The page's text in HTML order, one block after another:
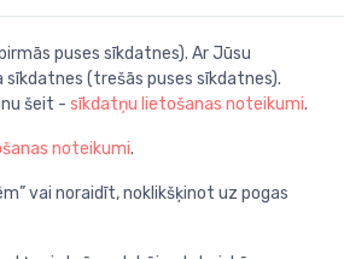
puses sīkdatnes). Ar Jūsu
(trešās puses sīkdatnes).
šeit - sīkdatņu lietošanas noteikumi.
noteikumi.
vai noraidīt, noklikšķinot uz pogas